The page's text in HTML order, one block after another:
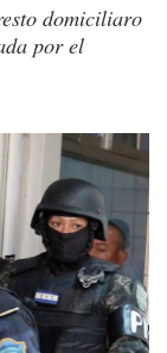
domiciliaro
por el